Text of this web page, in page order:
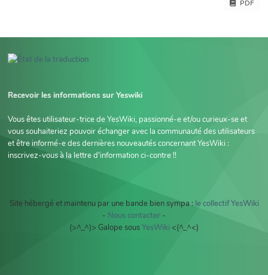
PDF
Recevoir les informations sur Yeswiki
Vous êtes utilisateur-trice de YesWiki, passionné-e et/ou curieux-se et
vous souhaiteriez pouvoir échanger avec la communauté des utilisateurs
et être informé-e des dernières nouveautés concernant YesWiki :
inscrivez-vous à la lettre d'information ci-contre !!
Site hébergé et maintenu par une bande bien sympa : le collectif YesWiki
- Nous contacter -
(>^_^)> Galope sousYesWiki <(^_^<)